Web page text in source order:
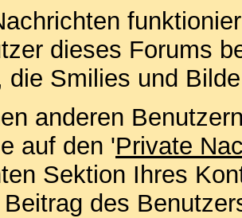
dieses Forums
die Smilies und
anderen
auf den 'Private
Sektion Ihres
Beitrag des